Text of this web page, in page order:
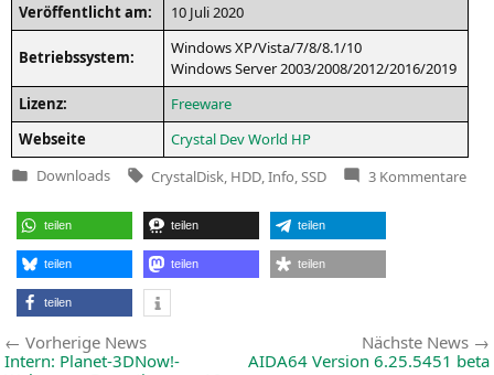
Ver­öf­fent­licht am:
10 Juli 2020
Betriebs­sys­tem: Win­dowsXP/Vista/7/8/8.1/10
Win­dows Ser­ver 2003/2008/2012/2016/2019
Lizenz:
Free­ware
Web­sei­te
Crys­tal Dev World HP
Veröffentlicht
Downloads Tags:
CrystalDisk HDD Info SSD 3 Kommentarezu
teilen teilen teilen
teilen teilen teilen
teilen
Beitragsnavigation
Vorherige NewsVorherige
News:
Intern: Planet-3DNow!-
Nächste News
AIDA64 Version 6.25.5451 beta